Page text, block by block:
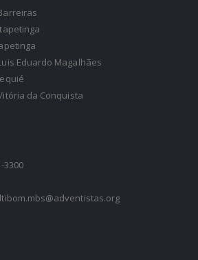
Eduardo Magalhães
da Conquista
3300